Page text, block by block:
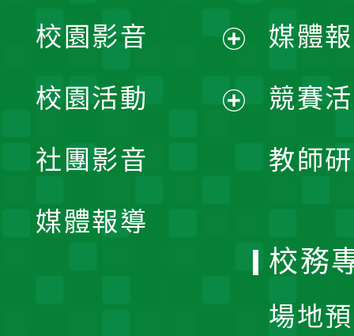
媒體
競賽
教師
校園影音
開
校園活動
社團影音
媒體報導
校務
場地